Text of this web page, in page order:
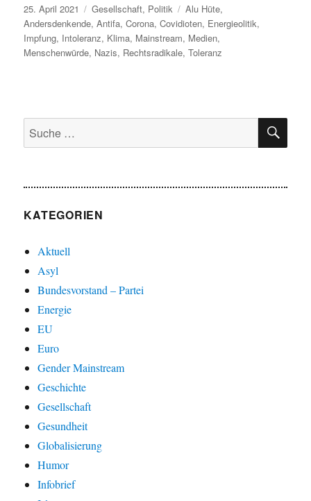
Veröffentlicht
am
25. April 2021 Kategorien
Gesellschaft, Politik Schlagwörter
Alu Hüte,
Andersdenkende,Antifa,Corona,Covidioten, Energieolitik,
Impfung, Intoleranz, Klima, Mainstream, Medien,
Menschenwürde, Nazis, Rechtsradikale,Toleranz
Suche
nach:
KATEGORIEN
Aktuell
Asyl
Bundesvorstand – Partei
Energie
EU
Euro
Gender Mainstream
Geschichte
Gesellschaft
Gesundheit
Globalisierung
Humor
Infobrief